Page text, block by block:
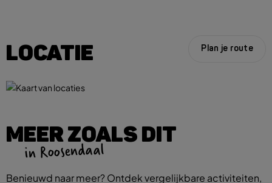
LOCATIE Plan je route
MEER ZOALS DIT
in Roosendaal
Benieuwd naar meer? Ontdek vergelijkbare activiteiten,